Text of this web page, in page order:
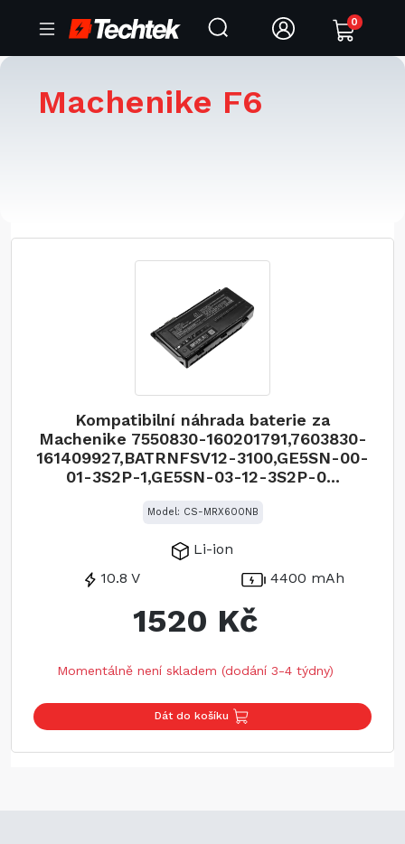
0
Machenike F6
Kompatibilní náhrada baterie za
Machenike 7550830-160201791,7603830-
161409927,BATRNFSV12-3100,GE5SN-00-
01-3S2P-1,GE5SN-03-12-3S2P-0...
Model: CS-MRX600NB
Li-ion
10.8 V
4400 mAh
1520 Kč
Momentálně není skladem (dodání 3-4 týdny)
Dát do košíku